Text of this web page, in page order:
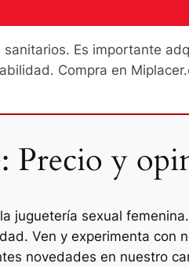
Es importante
Compra en
Precio y
juguetería sexual
Ven y experimenta con
novedades en nuestro